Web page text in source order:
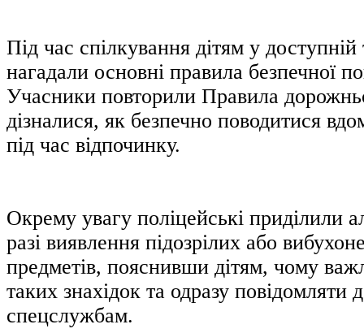
Під час спілкування дітям у доступній
нагадали основні правила безпечної
Учасники повторили Правила
дізналися, як безпечно поводитися
під час відпочинку.
Окрему увагу поліцейські приділили
разі виявлення підозрілих або
предметів, пояснивши дітям, чому
таких знахідок та одразу повідомляти
спецслужбам.